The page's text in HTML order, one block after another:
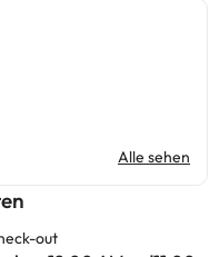
Alle sehen
out